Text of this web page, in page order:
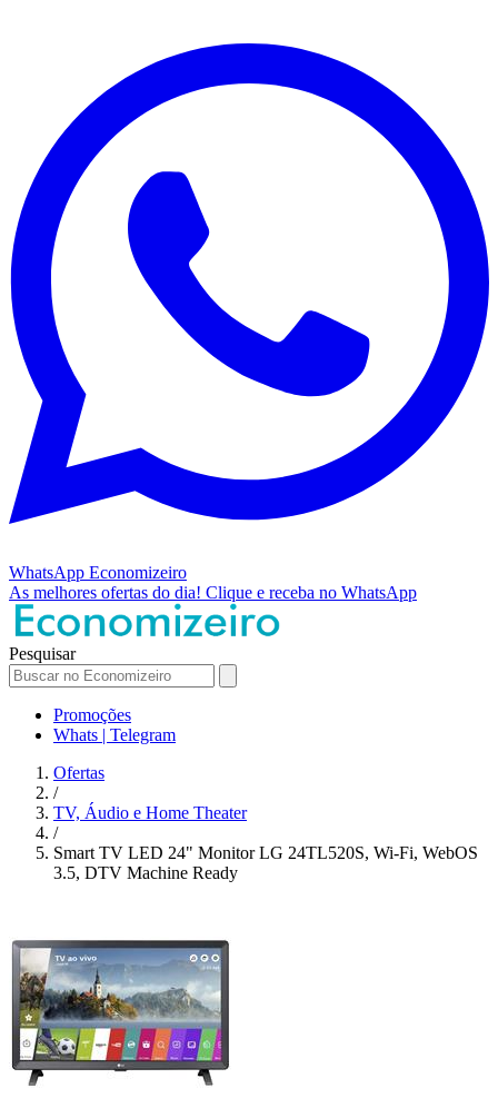
WhatsApp Economizeiro
As melhores ofertas do dia! Clique e receba no WhatsApp
Pesquisar
Promoções
Whats | Telegram
Ofertas
/
TV, Áudio e Home Theater
/
Smart TV LED 24" Monitor LG 24TL520S, Wi-Fi, WebOS
3.5, DTV Machine Ready